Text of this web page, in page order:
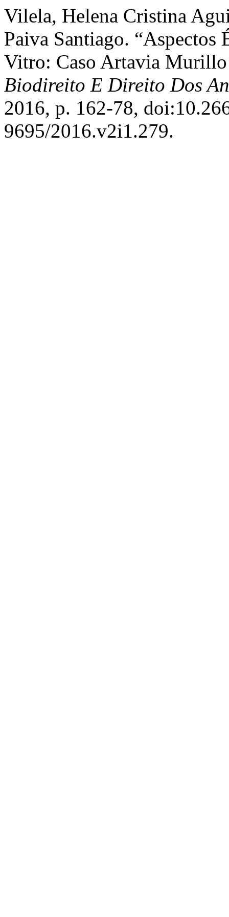
Vilela, Helena Cristina
Paiva Santiago.
Vitro: Caso Artavia
Biodireito E Direito Dos
2016, p. 162-78,
9695/2016.v2i1.279.